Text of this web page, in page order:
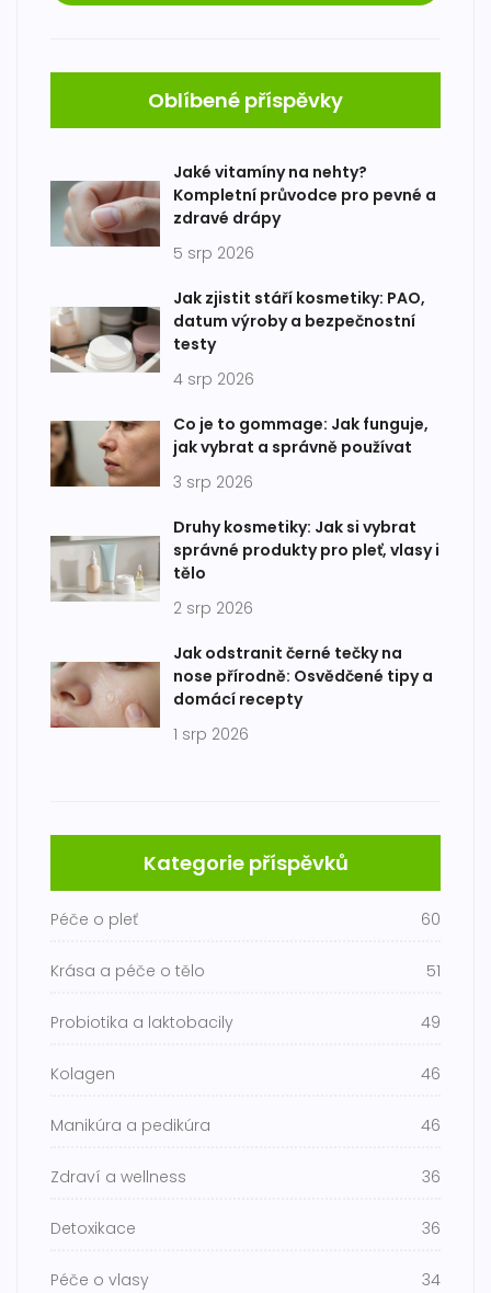
Oblíbené příspěvky
Jaké vitamíny na nehty?
Kompletní průvodce pro pevné a
zdravé drápy
5 srp 2026
Jak zjistit stáří kosmetiky: PAO,
datum výroby a bezpečnostní
testy
4 srp 2026
Co je to gommage: Jak funguje,
jak vybrat a správně používat
3 srp 2026
Druhy kosmetiky: Jak si vybrat
správné produkty pro pleť, vlasy i
tělo
2 srp 2026
Jak odstranit černé tečky na
nose přírodně: Osvědčené tipy a
domácí recepty
1 srp 2026
Kategorie příspěvků
Péče o pleť 60
Krása a péče o tělo 51
Probiotika a laktobacily 49
Kolagen 46
Manikúra a pedikúra 46
Zdraví a wellness 36
Detoxikace 36
Péče o vlasy 34